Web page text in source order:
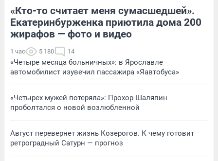
«Кто-то считает меня сумасшедшей».
Екатеринбурженка приютила дома 200
жирафов — фото и видео
1 час 5 180 14
«Четыре месяца больничных»: в Ярославле
автомобилист изувечил пассажира «Яавтобуса»
«Четырех мужей потеряла»: Прохор Шаляпин
проболтался о новой возлюбленной
Август перевернет жизнь Козерогов. К чему готовит
ретроградный Сатурн — прогноз